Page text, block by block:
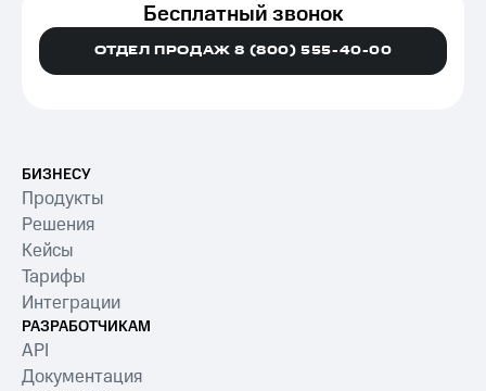
Бесплатный звонок
ОТДЕЛ ПРОДАЖ 8 (800) 555-40-00
БИЗНЕСУ
Продукты
Решения
Кейсы
Тарифы
Интеграции
РАЗРАБОТЧИКАМ
API
Документация